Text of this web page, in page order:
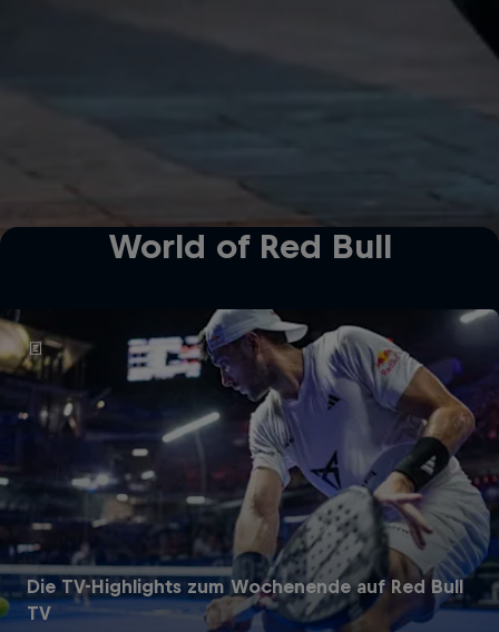
World of Red Bull
Die TV-Highlights zum Wochenende auf Red Bull
TV